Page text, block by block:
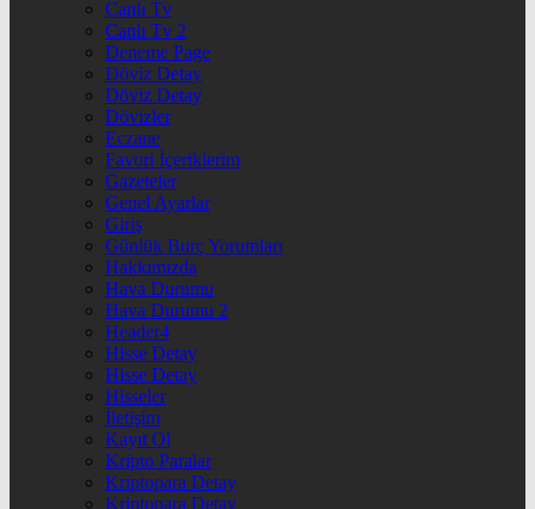
Canlı Tv
Canlı Tv 2
Deneme Page
Döviz Detay
Döviz Detay
Dövizler
Eczane
Favori İçeriklerim
Gazeteler
Genel Ayarlar
Giriş
Günlük Burç Yorumları
Hakkımızda
Hava Durumu
Hava Durumu 2
Header4
Hisse Detay
Hisse Detay
Hisseler
İletişim
Kayıt Ol
Kripto Paralar
Kriptopara Detay
Kriptopara Detay